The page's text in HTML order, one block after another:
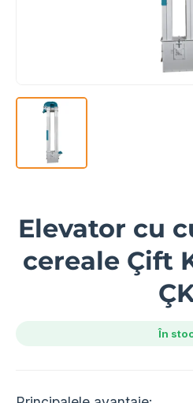
Elevator cu
cereale Çift
În